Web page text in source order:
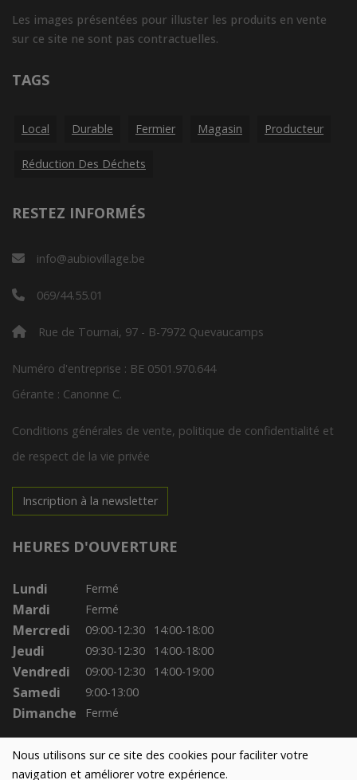
Nous utilisons sur ce site des cookies pour faciliter votre
navigation et améliorer votre expérience.
Les images présentées pour illuster les produits en vente
sur ce site ne sont pas contractuelles.
TAGS
Local Durable Fermier Magasin Producteur
Réduction Des Déchets
RESTEZ INFORMÉS
info@aubiovillage.be
069/44.55.01
Rue de Tournai, 97 - B-7972 Quevaucamps
Numéro d'entreprise : BE 0501.970.644
Gérante : Canonne C.
Conditions générales de vente, politique de confidentialité et
de respect de la vie privée
Inscription à la newsletter
HEURES D'OUVERTURE
Lundi Fermé
Mardi Fermé
Mercredi 09:00-12:30 14:00-18:00
Jeudi 09:30-12:30 14:00-18:00
Vendredi 09:00-12:30 14:00-19:00
Samedi 9:00-13:00
Dimanche Fermé